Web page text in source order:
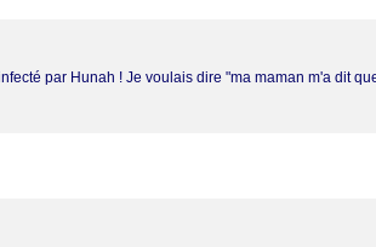
par Hunah ! Je voulais dire "ma maman m'a dit